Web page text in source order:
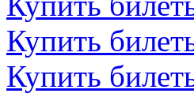
Купить
Купить